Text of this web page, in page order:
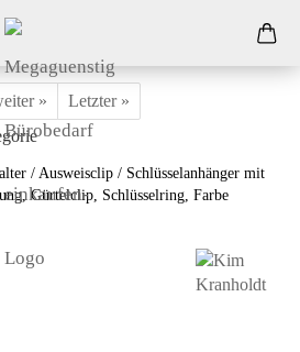
»
Letzter »
/ Ausweisclip / Schlüsselanhänger mit
Gürtelclip, Schlüsselring, Farbe